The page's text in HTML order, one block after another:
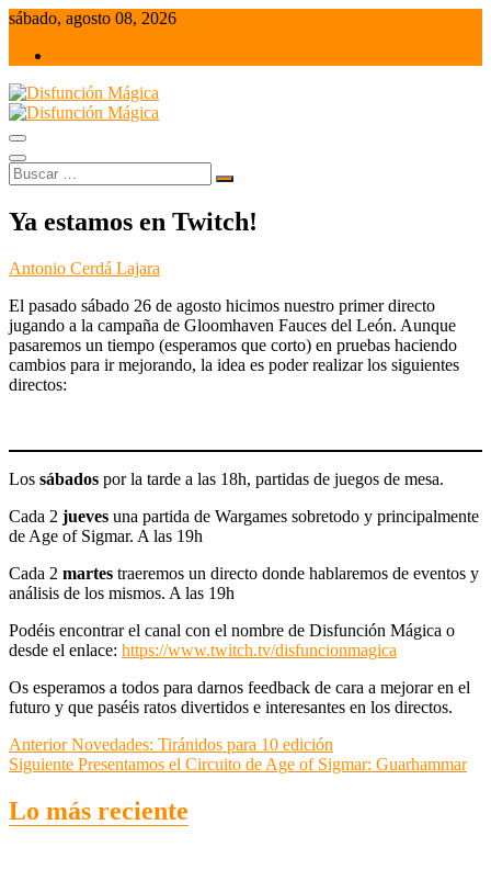
Saltar
contenido
sábado, agosto 08, 2026
Disfunción Mágica
Juegos de mesa y Wargames
Buscar
…
Ya estamos en Twitch!
Antonio Cerdá Lajara
El pasado sábado 26 de agosto hicimos nuestro primer directo
jugando a la campaña de Gloomhaven Fauces del León. Aunque
pasaremos un tiempo (esperamos que corto) en pruebas haciendo
cambios para ir mejorando, la idea es poder realizar los siguientes
directos:
Los sábados por la tarde a las 18h, partidas de juegos de mesa.
Cada 2 jueves una partida de Wargames sobretodo y principalmente
de Age of Sigmar. A las 19h
Cada 2 martes traeremos un directo donde hablaremos de eventos y
análisis de los mismos. A las 19h
Podéis encontrar el canal con el nombre de Disfunción Mágica o
desde el enlace: https://www.twitch.tv/disfuncionmagica
Os esperamos a todos para darnos feedback de cara a mejorar en el
futuro y que paséis ratos divertidos e interesantes en los directos.
Navegación
de
entradas
Anterior Entrada
anterior:
Novedades: Tiránidos para 10 edición
Siguiente Entrada
Presentamos el Circuito de Age of Sigmar: Guarhammar
Lo más reciente